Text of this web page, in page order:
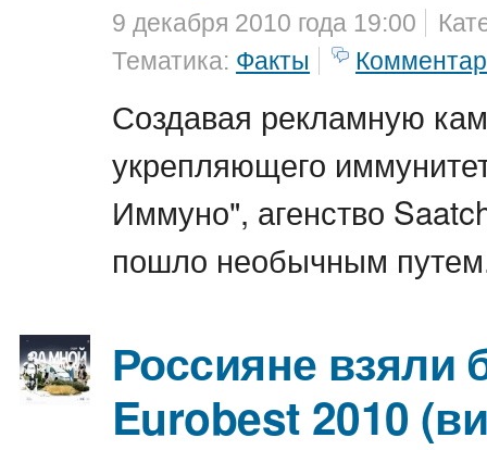
9 декабря 2010 года 19:00
Тематика: Факты
Создавая рекламную
укрепляющего
Иммуно", агенство
пошло необычным
Россияне взяли
Eurobest 2010